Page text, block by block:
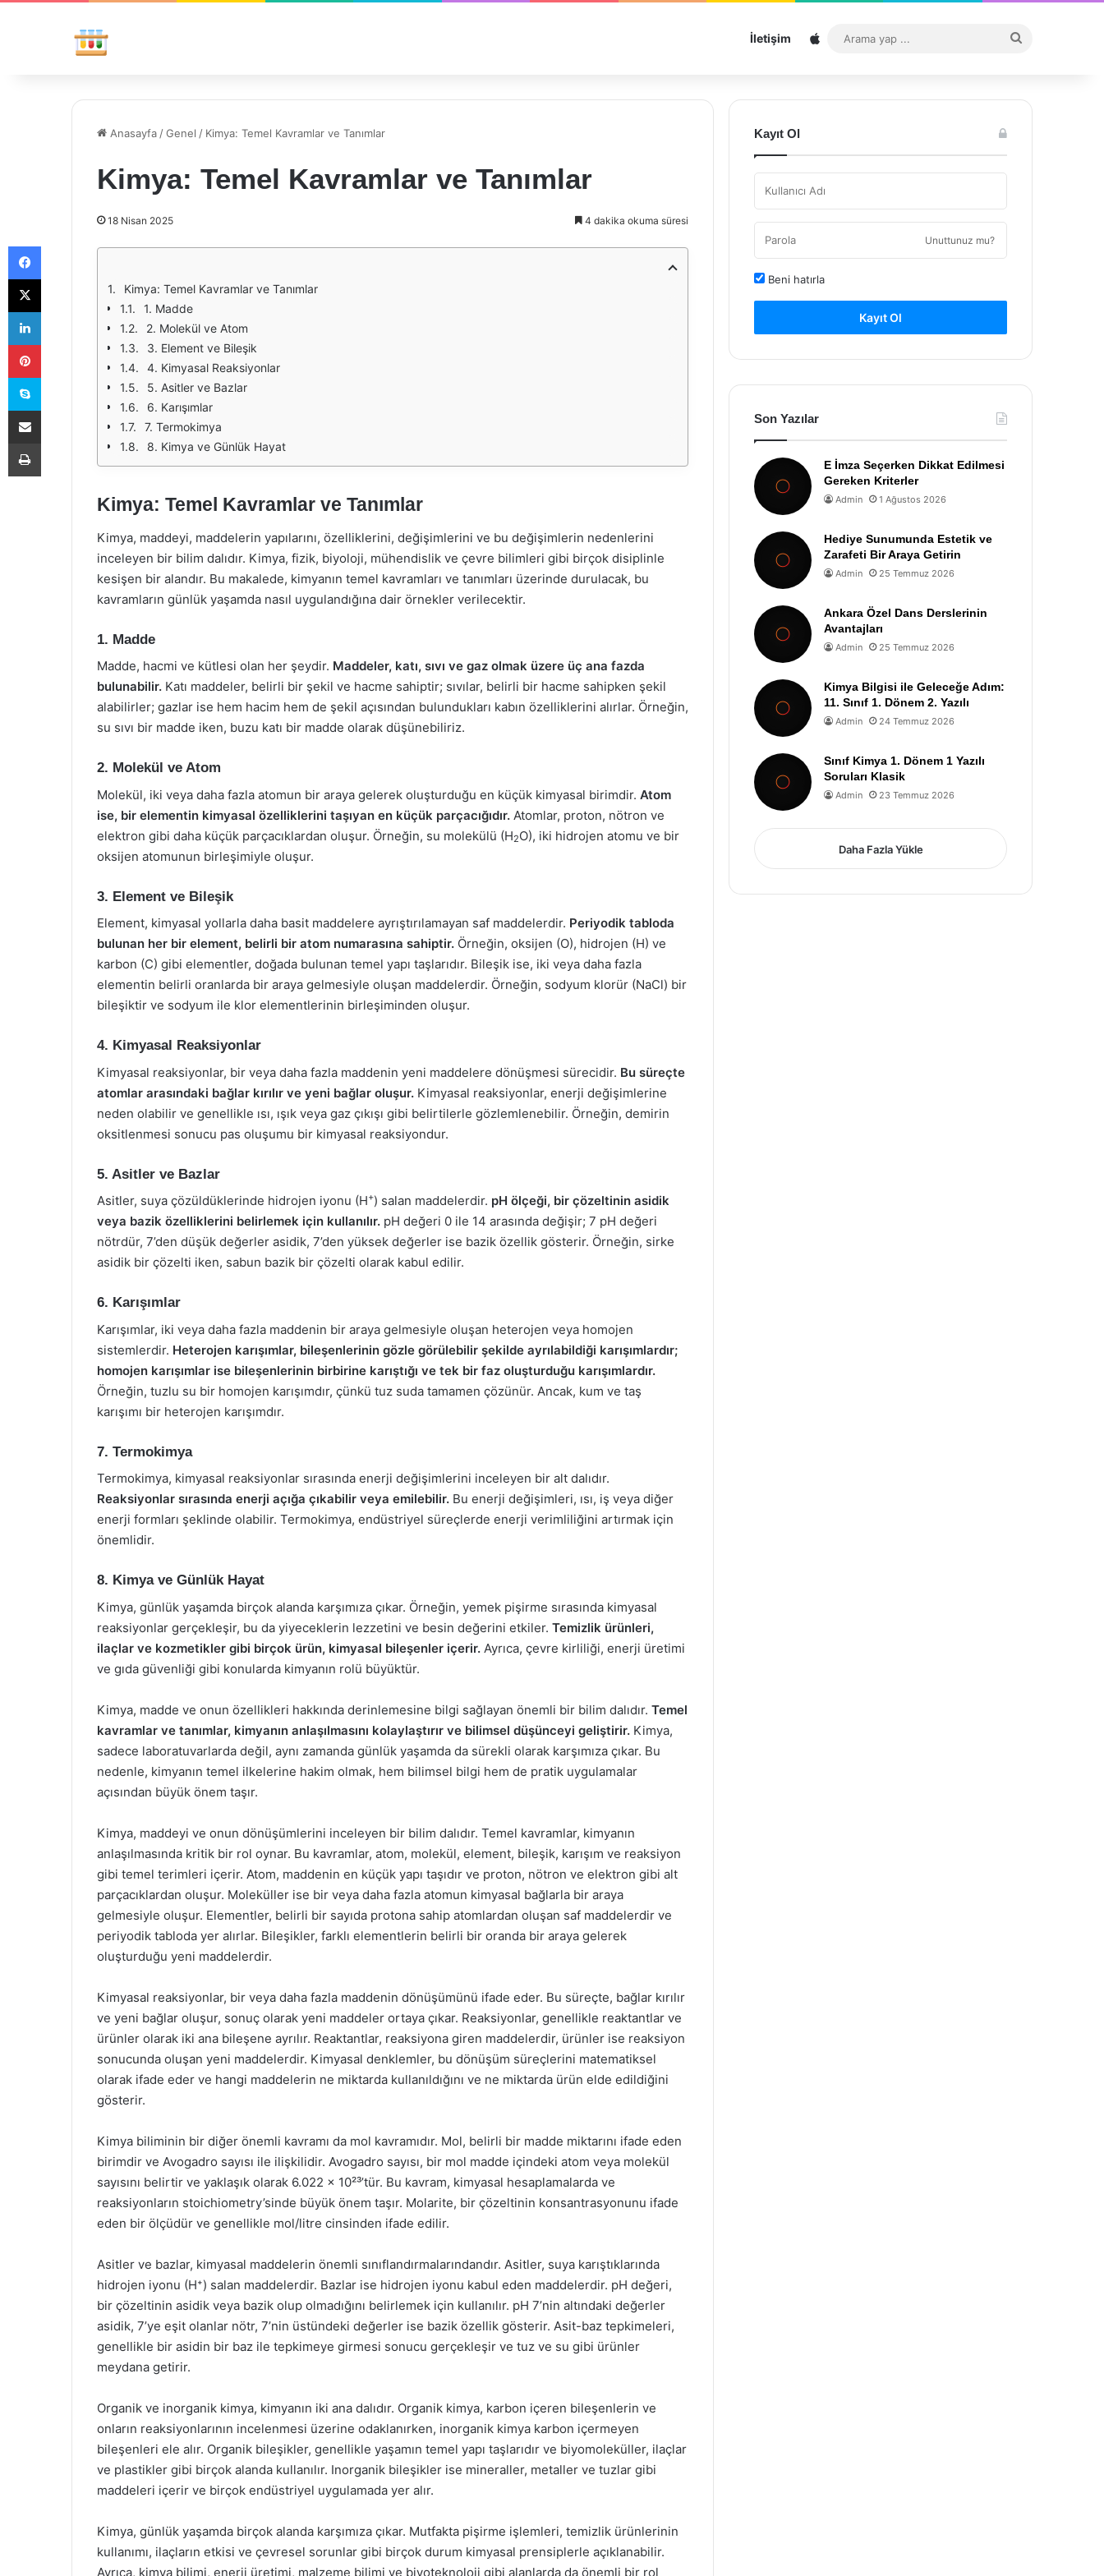
İletişim Sitemap
...
Anasayfa /Genel / Kimya: Temel Kavramlar ve Tanımlar
Kimya: Temel Kavramlar ve Tanımlar
18 Nisan 2025 4 dakika okuma süresi
Kimya: Temel Kavramlar ve Tanımlar
1. Madde
2. Molekül ve Atom
3. Element ve Bileşik
4. Kimyasal Reaksiyonlar
5. Asitler ve Bazlar
6. Karışımlar
7. Termokimya
8. Kimya ve Günlük Hayat
Kimya: Temel Kavramlar ve Tanımlar
Kimya, maddeyi, maddelerin yapılarını, özelliklerini, değişimlerini ve bu değişimlerin nedenlerini
inceleyen bir bilim dalıdır. Kimya, fizik, biyoloji, mühendislik ve çevre bilimleri gibi birçok disiplinle
kesişen bir alandır. Bu makalede, kimyanın temel kavramları ve tanımları üzerinde durulacak, bu
kavramların günlük yaşamda nasıl uygulandığına dair örnekler verilecektir.
1. Madde
Madde, hacmi ve kütlesi olan her şeydir. Maddeler, katı, sıvı ve gaz olmak üzere üç ana fazda
bulunabilir. Katı maddeler, belirli bir şekil ve hacme sahiptir; sıvılar, belirli bir hacme sahipken şekil
alabilirler; gazlar ise hem hacim hem de şekil açısından bulundukları kabın özelliklerini alırlar. Örneğin,
su sıvı bir madde iken, buzu katı bir madde olarak düşünebiliriz.
2. Molekül ve Atom
Molekül, iki veya daha fazla atomun bir araya gelerek oluşturduğu en küçük kimyasal birimdir. Atom
ise, bir elementin kimyasal özelliklerini taşıyan en küçük parçacığıdır. Atomlar, proton, nötron ve
elektron gibi daha küçük parçacıklardan oluşur. Örneğin, su molekülü (H2O), iki hidrojen atomu ve bir
oksijen atomunun birleşimiyle oluşur.
3. Element ve Bileşik
Element, kimyasal yollarla daha basit maddelere ayrıştırılamayan saf maddelerdir. Periyodik tabloda
bulunan her bir element, belirli bir atom numarasına sahiptir. Örneğin, oksijen (O), hidrojen (H) ve
karbon (C) gibi elementler, doğada bulunan temel yapı taşlarıdır. Bileşik ise, iki veya daha fazla
elementin belirli oranlarda bir araya gelmesiyle oluşan maddelerdir. Örneğin, sodyum klorür (NaCl) bir
bileşiktir ve sodyum ile klor elementlerinin birleşiminden oluşur.
4. Kimyasal Reaksiyonlar
Kimyasal reaksiyonlar, bir veya daha fazla maddenin yeni maddelere dönüşmesi sürecidir. Bu süreçte
atomlar arasındaki bağlar kırılır ve yeni bağlar oluşur. Kimyasal reaksiyonlar, enerji değişimlerine
neden olabilir ve genellikle ısı, ışık veya gaz çıkışı gibi belirtilerle gözlemlenebilir. Örneğin, demirin
oksitlenmesi sonucu pas oluşumu bir kimyasal reaksiyondur.
5. Asitler ve Bazlar
Asitler, suya çözüldüklerinde hidrojen iyonu (H+) salan maddelerdir. pH ölçeği, bir çözeltinin asidik
veya bazik özelliklerini belirlemek için kullanılır. pH değeri 0 ile 14 arasında değişir; 7 pH değeri
nötrdür, 7’den düşük değerler asidik, 7’den yüksek değerler ise bazik özellik gösterir. Örneğin, sirke
asidik bir çözelti iken, sabun bazik bir çözelti olarak kabul edilir.
6. Karışımlar
Karışımlar, iki veya daha fazla maddenin bir araya gelmesiyle oluşan heterojen veya homojen
sistemlerdir. Heterojen karışımlar, bileşenlerinin gözle görülebilir şekilde ayrılabildiği karışımlardır;
homojen karışımlar ise bileşenlerinin birbirine karıştığı ve tek bir faz oluşturduğu karışımlardır.
Örneğin, tuzlu su bir homojen karışımdır, çünkü tuz suda tamamen çözünür. Ancak, kum ve taş
karışımı bir heterojen karışımdır.
7. Termokimya
Termokimya, kimyasal reaksiyonlar sırasında enerji değişimlerini inceleyen bir alt dalıdır.
Reaksiyonlar sırasında enerji açığa çıkabilir veya emilebilir. Bu enerji değişimleri, ısı, iş veya diğer
enerji formları şeklinde olabilir. Termokimya, endüstriyel süreçlerde enerji verimliliğini artırmak için
önemlidir.
8. Kimya ve Günlük Hayat
Kimya, günlük yaşamda birçok alanda karşımıza çıkar. Örneğin, yemek pişirme sırasında kimyasal
reaksiyonlar gerçekleşir, bu da yiyeceklerin lezzetini ve besin değerini etkiler. Temizlik ürünleri,
ilaçlar ve kozmetikler gibi birçok ürün, kimyasal bileşenler içerir. Ayrıca, çevre kirliliği, enerji üretimi
ve gıda güvenliği gibi konularda kimyanın rolü büyüktür.
Kimya, madde ve onun özellikleri hakkında derinlemesine bilgi sağlayan önemli bir bilim dalıdır. Temel
kavramlar ve tanımlar, kimyanın anlaşılmasını kolaylaştırır ve bilimsel düşünceyi geliştirir. Kimya,
sadece laboratuvarlarda değil, aynı zamanda günlük yaşamda da sürekli olarak karşımıza çıkar. Bu
nedenle, kimyanın temel ilkelerine hakim olmak, hem bilimsel bilgi hem de pratik uygulamalar
açısından büyük önem taşır.
Kimya, maddeyi ve onun dönüşümlerini inceleyen bir bilim dalıdır. Temel kavramlar, kimyanın
anlaşılmasında kritik bir rol oynar. Bu kavramlar, atom, molekül, element, bileşik, karışım ve reaksiyon
gibi temel terimleri içerir. Atom, maddenin en küçük yapı taşıdır ve proton, nötron ve elektron gibi alt
parçacıklardan oluşur. Moleküller ise bir veya daha fazla atomun kimyasal bağlarla bir araya
gelmesiyle oluşur. Elementler, belirli bir sayıda protona sahip atomlardan oluşan saf maddelerdir ve
periyodik tabloda yer alırlar. Bileşikler, farklı elementlerin belirli bir oranda bir araya gelerek
oluşturduğu yeni maddelerdir.
Kimyasal reaksiyonlar, bir veya daha fazla maddenin dönüşümünü ifade eder. Bu süreçte, bağlar kırılır
ve yeni bağlar oluşur, sonuç olarak yeni maddeler ortaya çıkar. Reaksiyonlar, genellikle reaktantlar ve
ürünler olarak iki ana bileşene ayrılır. Reaktantlar, reaksiyona giren maddelerdir, ürünler ise reaksiyon
sonucunda oluşan yeni maddelerdir. Kimyasal denklemler, bu dönüşüm süreçlerini matematiksel
olarak ifade eder ve hangi maddelerin ne miktarda kullanıldığını ve ne miktarda ürün elde edildiğini
gösterir.
Kimya biliminin bir diğer önemli kavramı da mol kavramıdır. Mol, belirli bir madde miktarını ifade eden
birimdir ve Avogadro sayısı ile ilişkilidir. Avogadro sayısı, bir mol madde içindeki atom veya molekül
sayısını belirtir ve yaklaşık olarak 6.022 x 10²³’tür. Bu kavram, kimyasal hesaplamalarda ve
reaksiyonların stoichiometry’sinde büyük önem taşır. Molarite, bir çözeltinin konsantrasyonunu ifade
eden bir ölçüdür ve genellikle mol/litre cinsinden ifade edilir.
Asitler ve bazlar, kimyasal maddelerin önemli sınıflandırmalarındandır. Asitler, suya karıştıklarında
hidrojen iyonu (H⁺) salan maddelerdir. Bazlar ise hidrojen iyonu kabul eden maddelerdir. pH değeri,
bir çözeltinin asidik veya bazik olup olmadığını belirlemek için kullanılır. pH 7’nin altındaki değerler
asidik, 7’ye eşit olanlar nötr, 7’nin üstündeki değerler ise bazik özellik gösterir. Asit-baz tepkimeleri,
genellikle bir asidin bir baz ile tepkimeye girmesi sonucu gerçekleşir ve tuz ve su gibi ürünler
meydana getirir.
Organik ve inorganik kimya, kimyanın iki ana dalıdır. Organik kimya, karbon içeren bileşenlerin ve
onların reaksiyonlarının incelenmesi üzerine odaklanırken, inorganik kimya karbon içermeyen
bileşenleri ele alır. Organik bileşikler, genellikle yaşamın temel yapı taşlarıdır ve biyomoleküller, ilaçlar
ve plastikler gibi birçok alanda kullanılır. Inorganik bileşikler ise mineraller, metaller ve tuzlar gibi
maddeleri içerir ve birçok endüstriyel uygulamada yer alır.
Kimya, günlük yaşamda birçok alanda karşımıza çıkar. Mutfakta pişirme işlemleri, temizlik ürünlerinin
kullanımı, ilaçların etkisi ve çevresel sorunlar gibi birçok durum kimyasal prensiplerle açıklanabilir.
Ayrıca, kimya bilimi, enerji üretimi, malzeme bilimi ve biyoteknoloji gibi alanlarda da önemli bir rol
Kayıt Ol
Unuttunuz mu?
Beni hatırla
Kayıt Ol
Son Yazılar
E İmza Seçerken Dikkat Edilmesi
Gereken Kriterler
Admin 1 Ağustos 2026
Hediye Sunumunda Estetik ve
Zarafeti Bir Araya Getirin
Admin 25 Temmuz 2026
Ankara Özel Dans Derslerinin
Avantajları
Admin 25 Temmuz 2026
Kimya Bilgisi ile Geleceğe Adım:
11. Sınıf 1. Dönem 2. Yazılı
Admin 24 Temmuz 2026
Sınıf Kimya 1. Dönem 1 Yazılı
Soruları Klasik
Admin 23 Temmuz 2026
Daha Fazla Yükle
Facebook
X
LinkedIn
Pinterest
Skype
E-Posta ile paylaş